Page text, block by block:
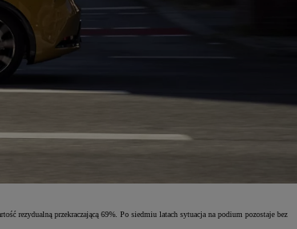
rezydualną przekraczającą 69%. Po siedmiu latach sytuacja na podium pozostaje bez